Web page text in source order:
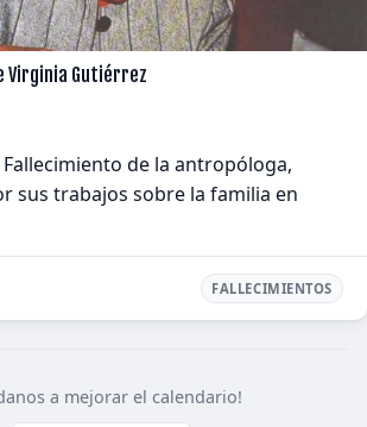
Virginia Gutiérrez
Fallecimiento de la antropóloga,
sus trabajos sobre la familia en
FALLECIMIENTOS
a mejorar el calendario!